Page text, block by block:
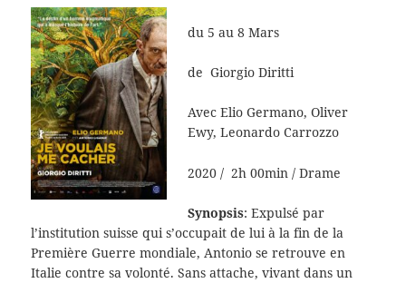
du 5 au 8 Mars
de Giorgio Diritti
AvecElio Germano, Oliver
Ewy, Leonardo Carrozzo
2020 / 2h 00min /Drame
Synopsis: Expulsé par
l’institution suisse qui s’occupait de lui à la fin de la
Première Guerre mondiale, Antonio se retrouve en
Italie contre sa volonté. Sans attache, vivant dans un